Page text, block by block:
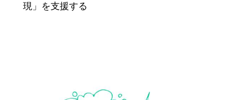
現」を支援する